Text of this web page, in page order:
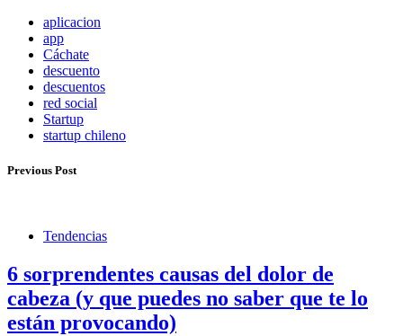
aplicacion
app
Cáchate
descuento
descuentos
red social
Startup
startup chileno
Previous Post
Tendencias
6 sorprendentes causas del dolor de
cabeza (y que puedes no saber que te lo
están provocando)